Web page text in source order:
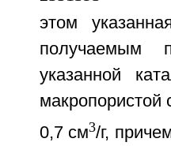
этом
получаемым
указанной
0,7 см3/г,